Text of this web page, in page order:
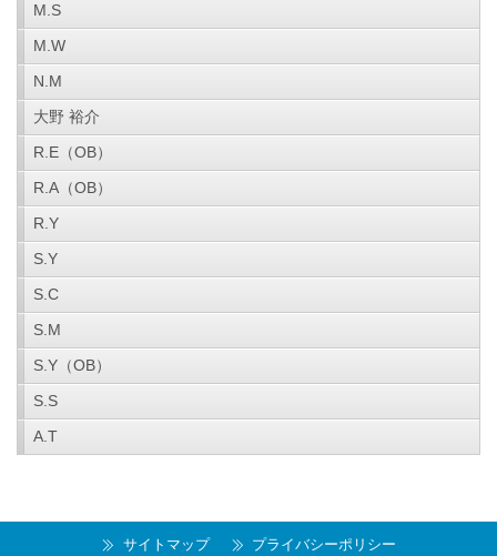
M.S
M.W
N.M
大野 裕介
R.E（OB）
R.A（OB）
R.Y
S.Y
S.C
S.M
S.Y（OB）
S.S
A.T
サイトマップ プライバシーポリシー